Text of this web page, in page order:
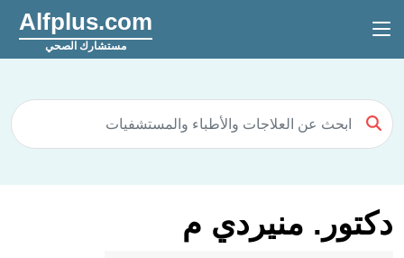
Alfplus.com
مستشارك الصحي
دكتور. منيردي م